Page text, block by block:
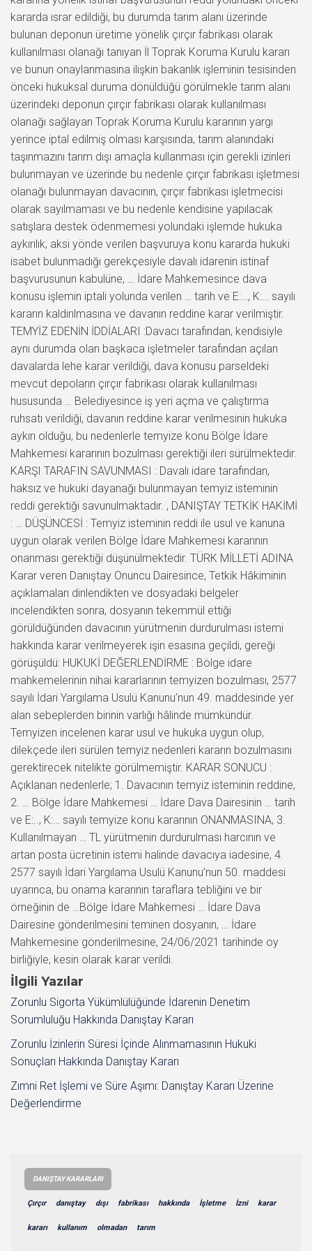
kararda ısrar edildiği, bu durumda tarım alanı üzerinde
bulunan deponun üretime yönelik çırçır fabrikası olarak
kullanılması olanağı tanıyan İl Toprak Koruma Kurulu kararı
ve bunun onaylanmasına ilişkin bakanlık işleminin tesisinden
önceki hukuksal duruma dönüldüğü görülmekle tarım alanı
üzerindeki deponun çırçır fabrikası olarak kullanılması
olanağı sağlayan Toprak Koruma Kurulu kararının yargı
yerince iptal edilmiş olması karşısında, tarım alanındaki
taşınmazını tarım dışı amaçla kullanması için gerekli izinleri
bulunmayan ve üzerinde bu nedenle çırçır fabrikası işletmesi
olanağı bulunmayan davacının, çırçır fabrikası işletmecisi
olarak sayılmaması ve bu nedenle kendisine yapılacak
satışlara destek ödenmemesi yolundaki işlemde hukuka
aykırılık, aksi yönde verilen başvuruya konu kararda hukuki
isabet bulunmadığı gerekçesiyle davalı idarenin istinaf
başvurusunun kabulüne, … İdare Mahkemesince dava
konusu işlemin iptali yolunda verilen … tarih ve E:…, K:… sayılı
kararın kaldırılmasına ve davanın reddine karar verilmiştir.
TEMYİZ EDENİN İDDİALARI :Davacı tarafından, kendisiyle
aynı durumda olan başkaca işletmeler tarafından açılan
davalarda lehe karar verildiği, dava konusu parseldeki
mevcut depoların çırçır fabrikası olarak kullanılması
hususunda … Belediyesince iş yeri açma ve çalıştırma
ruhsatı verildiği, davanın reddine karar verilmesinin hukuka
aykırı olduğu, bu nedenlerle temyize konu Bölge İdare
Mahkemesi kararının bozulması gerektiği ileri sürülmektedir.
KARŞI TARAFIN SAVUNMASI : Davalı idare tarafından,
haksız ve hukuki dayanağı bulunmayan temyiz isteminin
reddi gerektiği savunulmaktadır. , DANIŞTAY TETKİK HAKİMİ
: … DÜŞÜNCESİ : Temyiz isteminin reddi ile usul ve kanuna
uygun olarak verilen Bölge İdare Mahkemesi kararının
onanması gerektiği düşünülmektedir. TÜRK MİLLETİ ADINA
Karar veren Danıştay Onuncu Dairesince, Tetkik Hâkiminin
açıklamaları dinlendikten ve dosyadaki belgeler
incelendikten sonra, dosyanın tekemmül ettiği
görüldüğünden davacının yürütmenin durdurulması istemi
hakkında karar verilmeyerek işin esasına geçildi, gereği
görüşüldü: HUKUKİ DEĞERLENDİRME : Bölge idare
mahkemelerinin nihai kararlarının temyizen bozulması, 2577
sayılı İdari Yargılama Usulü Kanunu’nun 49. maddesinde yer
alan sebeplerden birinin varlığı hâlinde mümkündür.
Temyizen incelenen karar usul ve hukuka uygun olup,
dilekçede ileri sürülen temyiz nedenleri kararın bozulmasını
gerektirecek nitelikte görülmemiştir. KARAR SONUCU :
Açıklanan nedenlerle; 1. Davacının temyiz isteminin reddine,
2. … Bölge İdare Mahkemesi … İdare Dava Dairesinin … tarih
ve E:.., K:… sayılı temyize konu kararının ONANMASINA, 3.
Kullanılmayan … TL yürütmenin durdurulması harcının ve
artan posta ücretinin istemi halinde davacıya iadesine, 4.
2577 sayılı İdari Yargılama Usulü Kanunu’nun 50. maddesi
uyarınca, bu onama kararının taraflara tebliğini ve bir
örneğinin de …Bölge İdare Mahkemesi … İdare Dava
Dairesine gönderilmesini teminen dosyanın, … İdare
Mahkemesine gönderilmesine, 24/06/2021 tarihinde oy
birliğiyle, kesin olarak karar verildi.
İlgili Yazılar
Zorunlu Sigorta Yükümlülüğünde İdarenin Denetim
Sorumluluğu Hakkında Danıştay Kararı
Zorunlu İzinlerin Süresi İçinde Alınmamasının Hukuki
Sonuçları Hakkında Danıştay Kararı
Zımni Ret İşlemi ve Süre Aşımı: Danıştay Kararı Üzerine
Değerlendirme
DANIŞTAY KARARLARI
Çırçır danıştay dışı fabrikası hakkında İşletme İzni karar
kararı kullanım olmadan tarım